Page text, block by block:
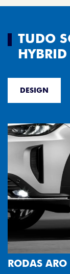
TUDO
HYBRID
DESIGN